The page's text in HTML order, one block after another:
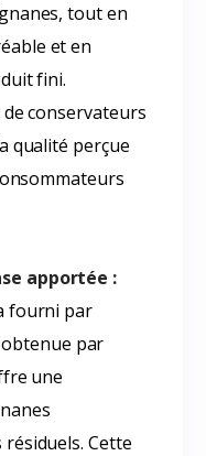
tout en
et en
fini.
conservateurs
qualité perçue
apportée :
fourni par
obtenue par
une
Cette